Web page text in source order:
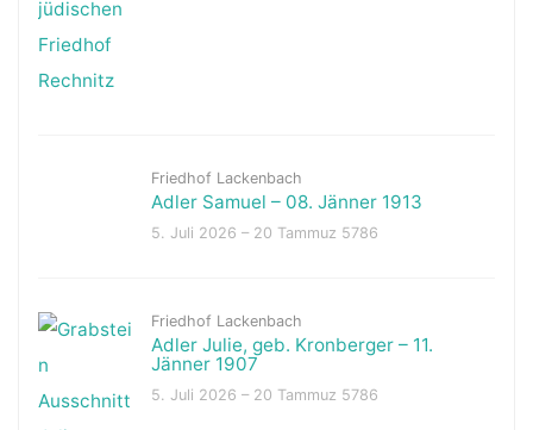
Friedhof Lackenbach
Adler Samuel – 08. Jänner 1913
5. Juli 2026 – 20 Tammuz 5786
Friedhof Lackenbach
Adler Julie, geb. Kronberger – 11.
Jänner 1907
5. Juli 2026 – 20 Tammuz 5786